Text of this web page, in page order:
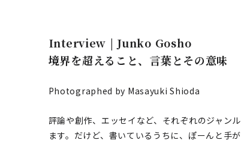
Interview | Junko Gosho
境界を超えること、言葉とその意味
Photographed by Masayuki Shioda
評論や創作、エッセイなど、それぞれのジャン
ます。だけど、書いているうちに、ぽーんと手